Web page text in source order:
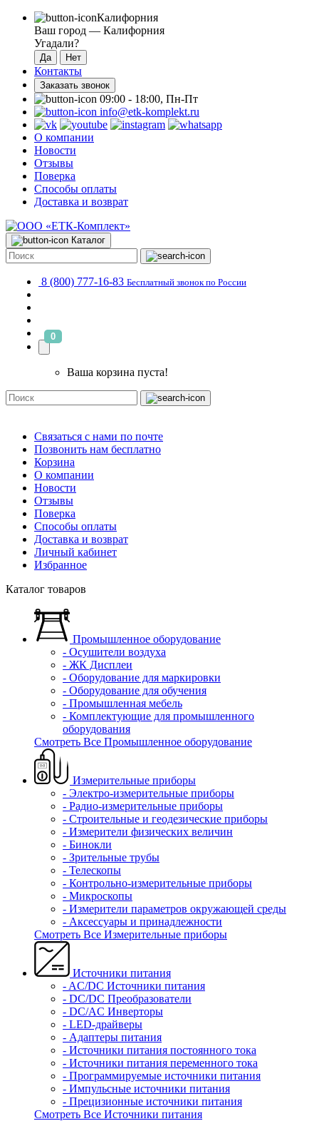
Калифорния
Ваш город — Калифорния
Угадали?
Контакты
Заказать звонок
09:00 - 18:00, Пн-Пт
info@etk-komplekt.ru
О компании
Новости
Отзывы
Поверка
Способы оплаты
Доставка и возврат
Каталог
8 (800) 777-16-83 Бесплатный звонок по России
0
Ваша корзина пуста!
Связаться с нами по почте
Позвонить нам бесплатно
Корзина
О компании
Новости
Отзывы
Поверка
Способы оплаты
Доставка и возврат
Личный кабинет
Избранное
Каталог товаров
Промышленное оборудование
- Осушители воздуха
- ЖК Дисплеи
- Оборудование для маркировки
- Оборудование для обучения
- Промышленная мебель
- Комплектующие для промышленного
оборудования
Смотреть Все Промышленное оборудование
Измерительные приборы
- Электро-измерительные приборы
- Радио-измерительные приборы
- Строительные и геодезические приборы
- Измерители физических величин
- Бинокли
- Зрительные трубы
- Телескопы
- Контрольно-измерительные приборы
- Микроскопы
- Измерители параметров окружающей среды
- Аксессуары и принадлежности
Смотреть Все Измерительные приборы
Источники питания
- AC/DC Источники питания
- DC/DC Преобразователи
- DC/AC Инверторы
- LED-драйверы
- Адаптеры питания
- Источники питания постоянного тока
- Источники питания переменного тока
- Программируемые источники питания
- Импульсные источники питания
- Прецизионные источники питания
Смотреть Все Источники питания